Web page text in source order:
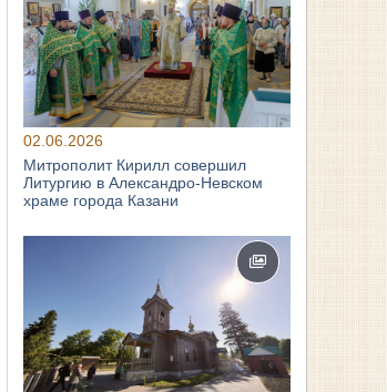
02.06.2026
Митрополит Кирилл совершил
Литургию в Александро-Невском
храме города Казани